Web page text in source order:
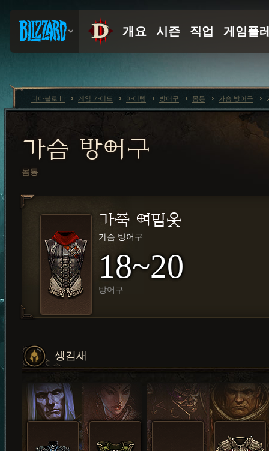
가슴 방어구
몸통
가죽 여밈옷
가슴 방어구
18~20
방어구
생김새
디아블로 III 게임 가이드 아이템 방어구 몸통 가슴 방어구